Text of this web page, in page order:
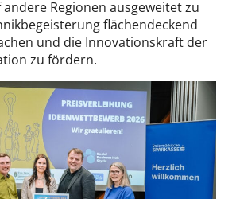
Regionen ausgeweitet zu
flächendeckend
und die Innovationskraft der
zu fördern.